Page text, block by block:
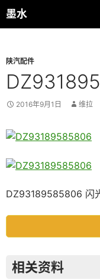
跳
至
墨水
搜
索
陕汽配件
2016年9月1日 维拉
DZ93189585806 闪
相关资料